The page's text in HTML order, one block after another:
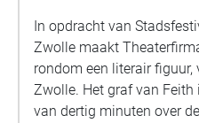
In opdracht van
Zwolle maakt
rondom een literair figuur,
Zwolle. Het graf van Feith is een theatrale audioroute
van dertig minuten over